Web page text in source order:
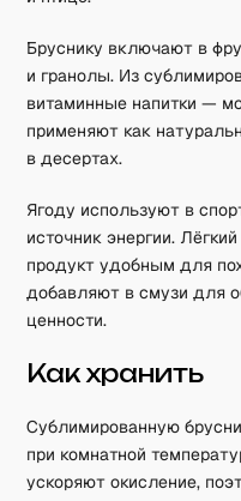
Бруснику включают в
и гранолы. Из
витаминные напитки —
применяют как
в десертах.
Ягоду используют в
источник энергии.
продукт удобным для
добавляют в смузи для
ценности.
Как хранить
Сублимированную
при комнатной
ускоряют окисление,